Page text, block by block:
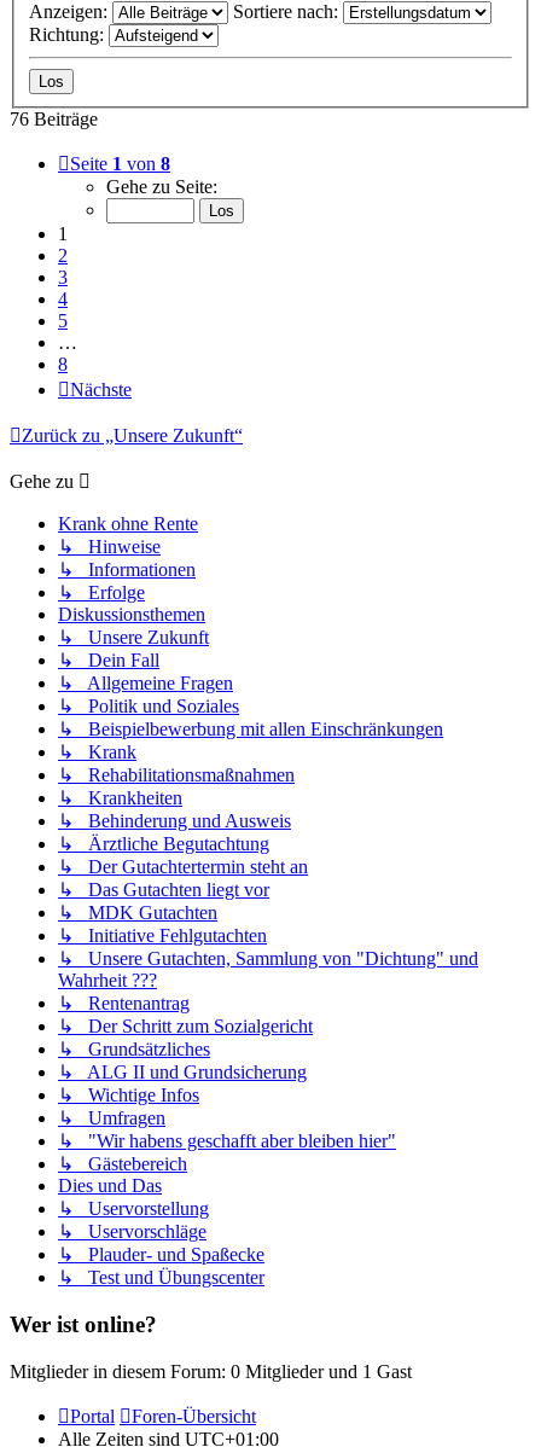
Anzeigen:
Sortiere nach:
Richtung:
76 Beiträge
Seite 1 von 8
Gehe zu Seite:
1
2
3
4
5
…
8
Nächste
Zurück zu „Unsere Zukunft“
Gehe zu
Krank ohne Rente
↳ Hinweise
↳ Informationen
↳ Erfolge
Diskussionsthemen
↳ Unsere Zukunft
↳ Dein Fall
↳ Allgemeine Fragen
↳ Politik und Soziales
↳ Beispielbewerbung mit allen Einschränkungen
↳ Krank
↳ Rehabilitationsmaßnahmen
↳ Krankheiten
↳ Behinderung und Ausweis
↳ Ärztliche Begutachtung
↳ Der Gutachtertermin steht an
↳ Das Gutachten liegt vor
↳ MDK Gutachten
↳ Initiative Fehlgutachten
↳ Unsere Gutachten, Sammlung von "Dichtung" und
Wahrheit ???
↳ Rentenantrag
↳ Der Schritt zum Sozialgericht
↳ Grundsätzliches
↳ ALG II und Grundsicherung
↳ Wichtige Infos
↳ Umfragen
↳ "Wir habens geschafft aber bleiben hier"
↳ Gästebereich
Dies und Das
↳ Uservorstellung
↳ Uservorschläge
↳ Plauder- und Spaßecke
↳ Test und Übungscenter
Wer ist online?
Mitglieder in diesem Forum: 0 Mitglieder und 1 Gast
Portal
Foren-Übersicht
Alle Zeiten sind UTC+01:00